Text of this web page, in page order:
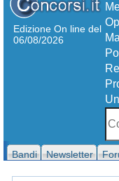
Edizione On line del
06/08/2026
Bandi Newsletter